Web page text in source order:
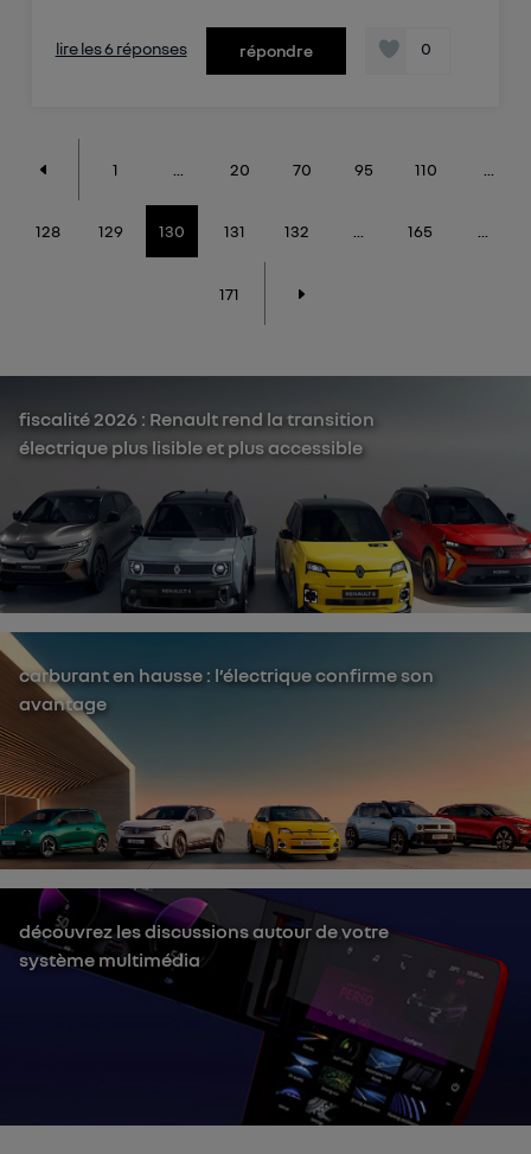
lire les 6 réponses répondre 0
1 20 70 95 110
128 129 130 131 132 165
171
fiscalité 2026 : Renault rend la transition
électrique plus lisible et plus accessible
carburant en hausse : l’électrique confirme son
avantage
découvrez les discussions autour de votre
système multimédia